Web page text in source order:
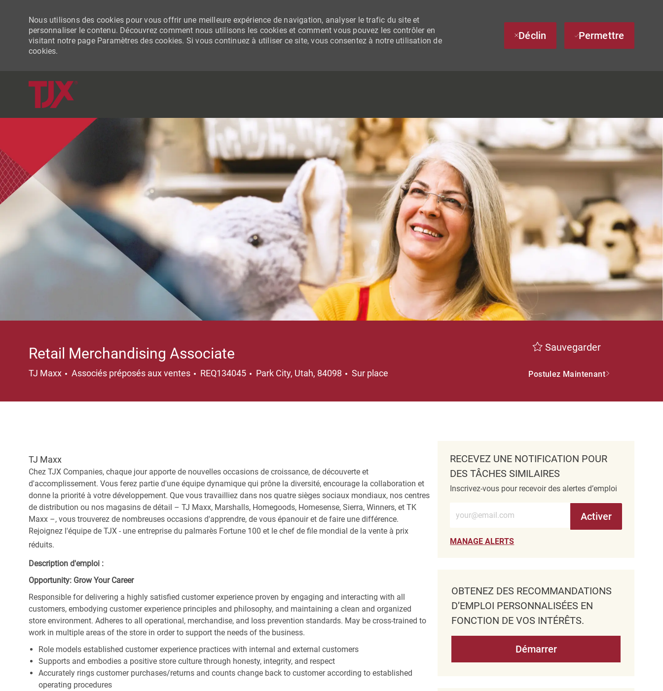
Nous utilisons des cookies pour vous offrir une meilleure expérience de navigation, analyser le trafic du site et
personnaliser le contenu. Découvrez comment nous utilisons les cookies et comment vous pouvez les contrôler en
visitant notre page Paramètres des cookies. Si vous continuez à utiliser ce site, vous consentez à notre utilisation de
cookies.
Déclin Permettre
Retail Merchandising Associate
TJ Maxx Catégorie
Associés préposés aux ventes REQ134045 Emplacement
Park City, Utah, 84098 Sur place
Sauvegarder
Postulez Maintenant
TJ Maxx
Chez TJX Companies, chaque jour apporte de nouvelles occasions de croissance, de découverte et
d'accomplissement. Vous ferez partie d'une équipe dynamique qui prône la diversité, encourage la collaboration et
donne la priorité à votre développement. Que vous travailliez dans nos quatre sièges sociaux mondiaux, nos centres
de distribution ou nos magasins de détail – TJ Maxx, Marshalls, Homegoods, Homesense, Sierra, Winners, et TK
Maxx –, vous trouverez de nombreuses occasions d'apprendre, de vous épanouir et de faire une différence.
Rejoignez l'équipe de TJX - une entreprise du palmarès Fortune 100 et le chef de file mondial de la vente à prix
réduits.
Description d'emploi :
Opportunity: Grow Your Career
Responsible for delivering a highly satisfied customer experience proven by engaging and interacting with all
customers, embodying customer experience principles and philosophy, and maintaining a clean and organized
store environment. Adheres to all operational, merchandise, and loss prevention standards. May be cross-trained to
work in multiple areas of the store in order to support the needs of the business.
Role models established customer experience practices with internal and external customers
Supports and embodies a positive store culture through honesty, integrity, and respect
Accurately rings customer purchases/returns and counts change back to customer according to established
operating procedures
RECEVEZ UNE NOTIFICATION POUR
DES TÂCHES SIMILAIRES
Inscrivez-vous pour recevoir des alertes d’emploi
Entrez l’adresse e-mail (obligatoire)
Activer
MANAGE ALERTS
OBTENEZ DES RECOMMANDATIONS
D’EMPLOI PERSONNALISÉES EN
FONCTION DE VOS INTÉRÊTS.
Démarrer